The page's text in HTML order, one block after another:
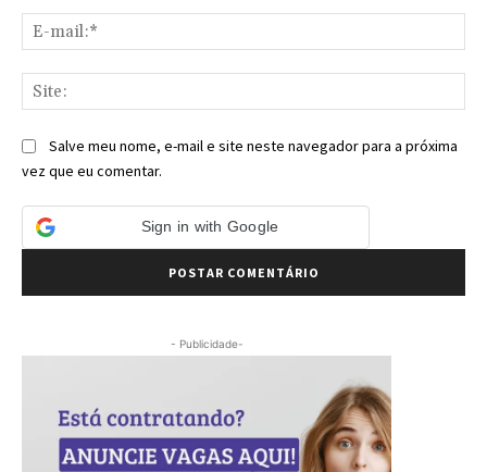
Salve meu nome, e-mail e site neste navegador para a próxima
vez que eu comentar.
Sign in with Google
- Publicidade-